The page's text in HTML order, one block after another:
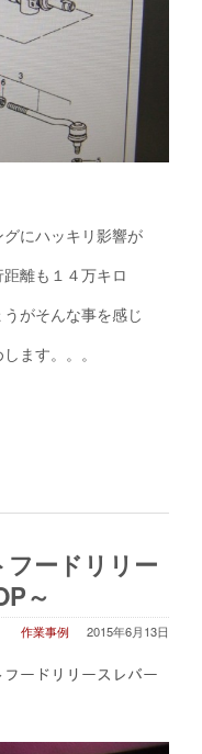
にハッキリ影響が
離も１４万キロ
がそんな事を感じ
ます。。。
ードリリー
～
2015年6月13日
作業事例
ードリリースレバー